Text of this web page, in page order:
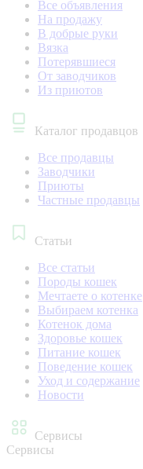
Все объявления
На продажу
В добрые руки
Вязка
Потерявшиеся
От заводчиков
Из приютов
Каталог продавцов
Все продавцы
Заводчики
Приюты
Частные продавцы
Статьи
Все статьи
Породы кошек
Мечтаете о котенке
Выбираем котенка
Котенок дома
Здоровье кошек
Питание кошек
Поведение кошек
Уход и содержание
Новости
Сервисы
Сервисы